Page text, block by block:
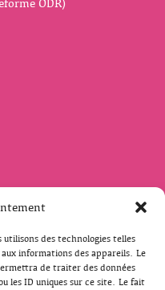
des technologies telles
informations des appareils. Le
de traiter des données
les ID uniques sur ce site. Le fait